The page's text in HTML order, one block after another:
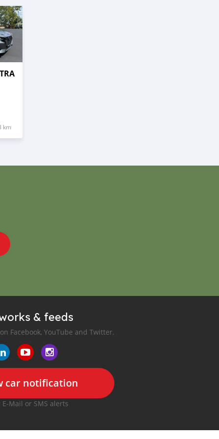
km
& feeds
Facebook, YouTube and Twitter.
car notification
E-Mail or SMS alerts